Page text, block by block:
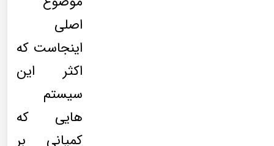
اصلی
اینجاست که
اکثر این
سیستم
هایی که
کمپانی بر